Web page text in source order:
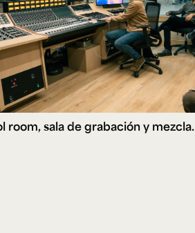
room, sala de grabación y mezcla.